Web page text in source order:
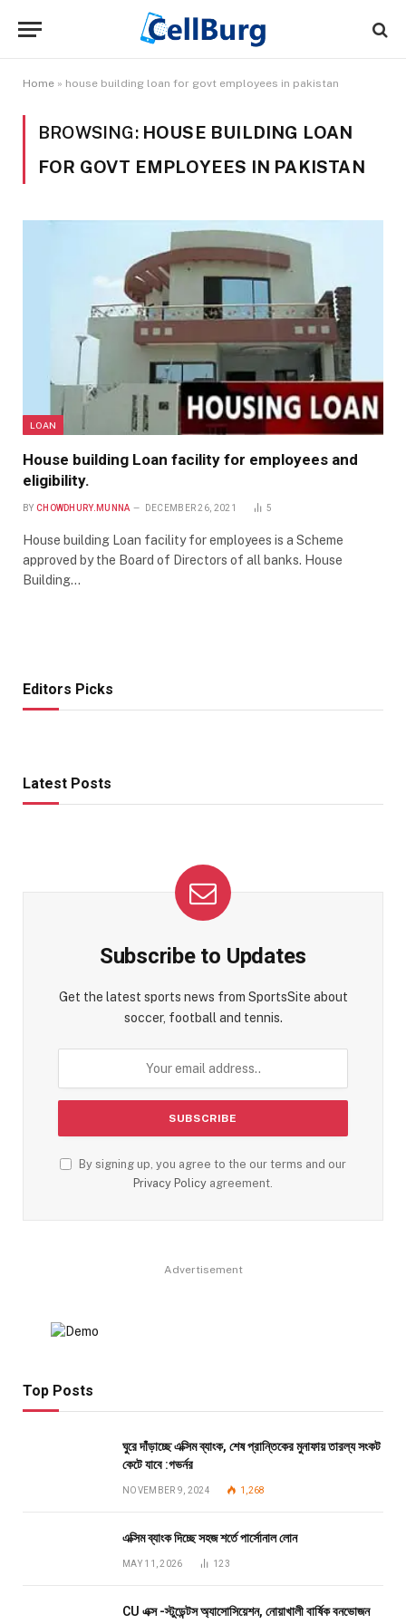
Home » house building loan for govt employees in pakistan
BROWSING: HOUSE BUILDING LOAN
FOR GOVT EMPLOYEES IN PAKISTAN
LOAN
House building Loan facility for employees and
eligibility.
BY CHOWDHURY.MUNNA DECEMBER 26, 2021 5
House building Loan facility for employees is a Scheme
approved by the Board of Directors of all banks. House
Building…
Editors Picks
Latest Posts
Subscribe to Updates
Get the latest sports news from SportsSite about
soccer, football and tennis.
By signing up, you agree to the our terms and our
Privacy Policy agreement.
Advertisement
Top Posts
ঘুরে দাঁড়াচ্ছে এক্সিম ব্যাংক, শেষ প্রান্তিকের মুনাফায় তারল্য সংকট
কেটে যাবে :গভর্নর
NOVEMBER 9, 2024 1,268
এক্সিম ব্যাংক দিচ্ছে সহজ শর্তে পার্সোনাল লোন
MAY 11, 2026 123
CU এক্স -স্টুডেন্টস অ্যাসোসিয়েশন, নোয়াখালী বার্ষিক বনভোজন